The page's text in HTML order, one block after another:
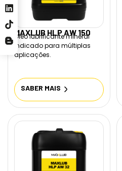
MAXLUB HLP AW 150
Óleo lubrificante mineral
indicado para múltiplas
aplicações.
SABER MAIS